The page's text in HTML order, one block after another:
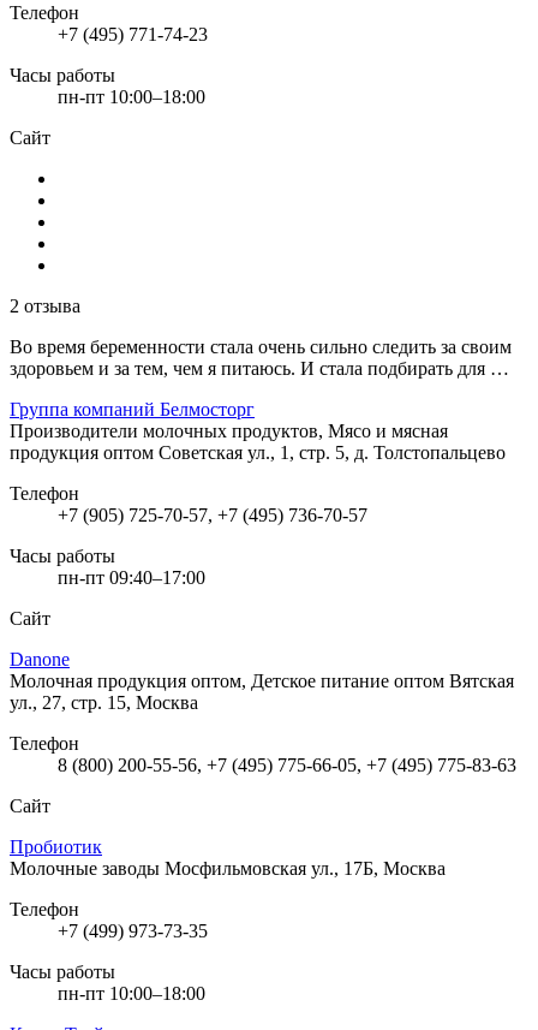
Телефон
+7 (495) 771-74-23
Часы работы
пн-пт 10:00–18:00
Сайт
2 отзыва
Во время беременности стала очень сильно следить за своим
здоровьем и за тем, чем я питаюсь. И стала подбирать для …
Группа компаний Белмосторг
Производители молочных продуктов, Мясо и мясная
продукция оптом Советская ул., 1, стр. 5, д. Толстопальцево
Телефон
+7 (905) 725-70-57, +7 (495) 736-70-57
Часы работы
пн-пт 09:40–17:00
Сайт
Danone
Молочная продукция оптом, Детское питание оптом Вятская
ул., 27, стр. 15, Москва
Телефон
8 (800) 200-55-56, +7 (495) 775-66-05, +7 (495) 775-83-63
Сайт
Пробиотик
Молочные заводы Мосфильмовская ул., 17Б, Москва
Телефон
+7 (499) 973-73-35
Часы работы
пн-пт 10:00–18:00